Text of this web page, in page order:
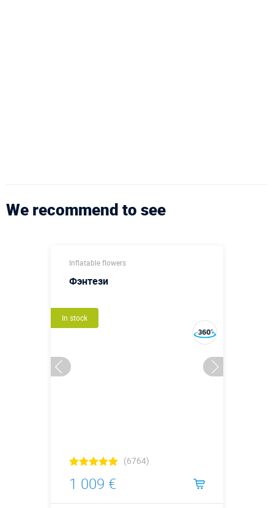
We recommend to see
Inflatable flowers
Фэнтези
In stock
(6764)
1 009 €